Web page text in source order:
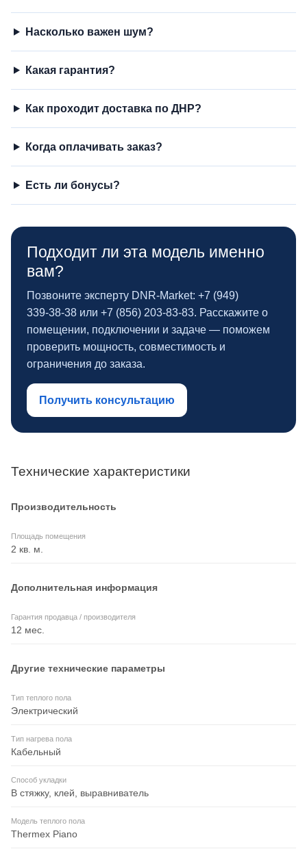
Насколько важен шум?
Какая гарантия?
Как проходит доставка по ДНР?
Когда оплачивать заказ?
Есть ли бонусы?
Подходит ли эта модель именно
вам?
Позвоните эксперту DNR‑Market: +7 (949)
339‑38‑38 или +7 (856) 203‑83‑83. Расскажите о
помещении, подключении и задаче — поможем
проверить мощность, совместимость и
ограничения до заказа.
Получить консультацию
Технические характеристики
Производительность
Площадь помещения
2 кв. м.
Дополнительная информация
Гарантия продавца / производителя
12 мес.
Другие технические параметры
Тип теплого пола
Электрический
Тип нагрева пола
Кабельный
Способ укладки
В стяжку, клей, выравниватель
Модель теплого пола
Thermex Piano